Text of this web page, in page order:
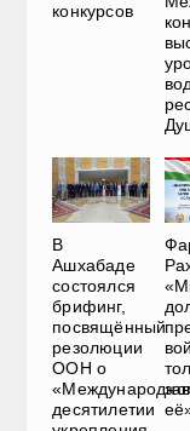
конкурсов
В
Ашхабаде
состоялся
брифинг,
посвящённый
резолюции
ООН о
десятилетии